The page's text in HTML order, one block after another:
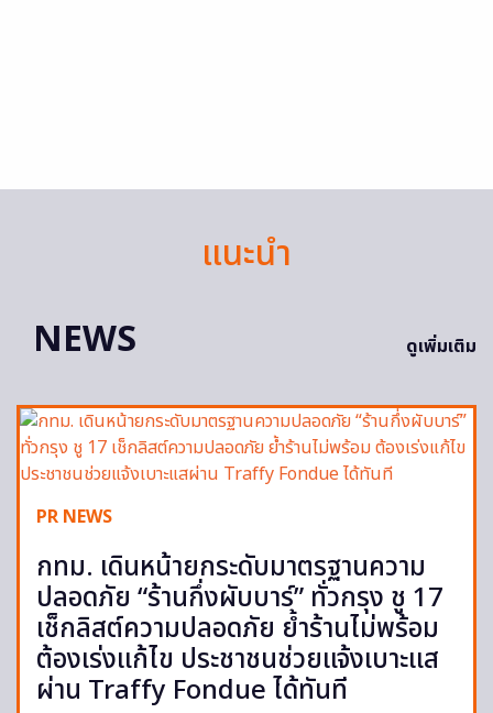
แนะนำ
NEWS
ดูเพิ่มเติม
PR NEWS
กทม. เดินหน้ายกระดับมาตรฐานความ
ปลอดภัย “ร้านกึ่งผับบาร์” ทั่วกรุง ชู 17
เช็กลิสต์ความปลอดภัย ย้ำร้านไม่พร้อม
ต้องเร่งแก้ไข ประชาชนช่วยแจ้งเบาะแส
ผ่าน Traffy Fondue ได้ทันที